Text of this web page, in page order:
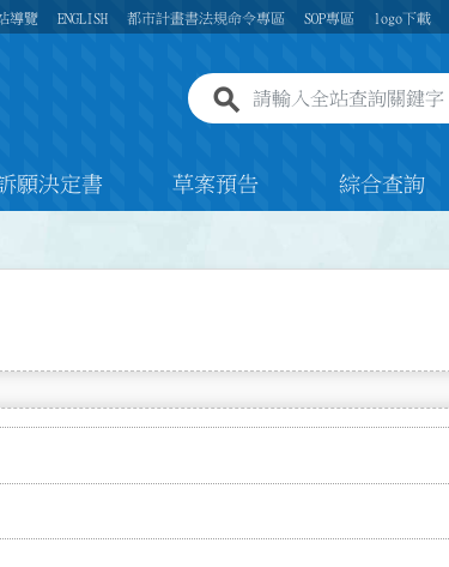
導覽 ENGLISH 都市計畫書法規命令專區 SOP專區 logo下載
全站查詢關鍵字欄位
願決定書 草案預告 綜合查詢